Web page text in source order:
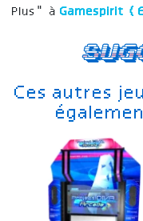
Ces autres
Plus" à Gamespirit